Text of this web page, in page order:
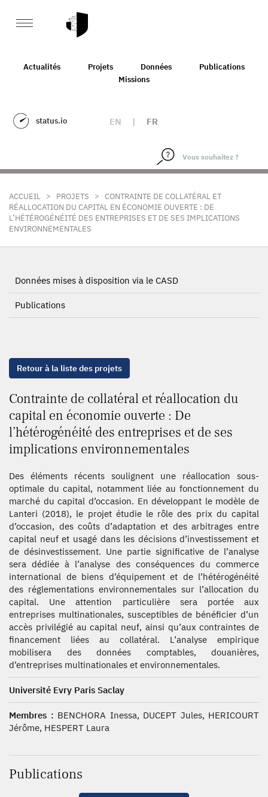
Actualités Projets Données
Publications
Missions
status.io EN | FR
ACCUEIL > PROJETS > CONTRAINTE DE COLLATÉRAL ET
RÉALLOCATION DU CAPITAL EN ÉCONOMIE OUVERTE : DE
L’HÉTÉROGÉNÉITÉ DES ENTREPRISES ET DE SES IMPLICATIONS
ENVIRONNEMENTALES
Données mises à disposition via le CASD
Publications
Retour à la liste des projets
Contrainte de collatéral et réallocation du
capital en économie ouverte : De
l’hétérogénéité des entreprises et de ses
implications environnementales
Des éléments récents soulignent une réallocation sous-
optimale du capital, notamment liée au fonctionnement du
marché du capital d’occasion. En développant le modèle de
Lanteri (2018), le projet étudie le rôle des prix du capital
d’occasion, des coûts d’adaptation et des arbitrages entre
capital neuf et usagé dans les décisions d’investissement et
de désinvestissement. Une partie significative de l’analyse
sera dédiée à l’analyse des conséquences du commerce
international de biens d’équipement et de l’hétérogénéité
des réglementations environnementales sur l’allocation du
capital. Une attention particulière sera portée aux
entreprises multinationales, susceptibles de bénéficier d’un
accès privilégié au capital neuf, ainsi qu’aux contraintes de
financement liées au collatéral. L’analyse empirique
mobilisera des données comptables, douanières,
d’entreprises multinationales et environnementales.
Université Evry Paris Saclay
Membres : BENCHORA Inessa, DUCEPT Jules, HERICOURT
Jérôme, HESPERT Laura
Publications